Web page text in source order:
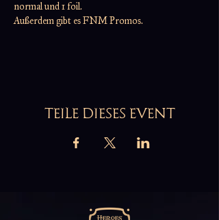
normal und 1 foil.
Außerdem gibt es FNM Promos.
TEILE DIESES EVENT